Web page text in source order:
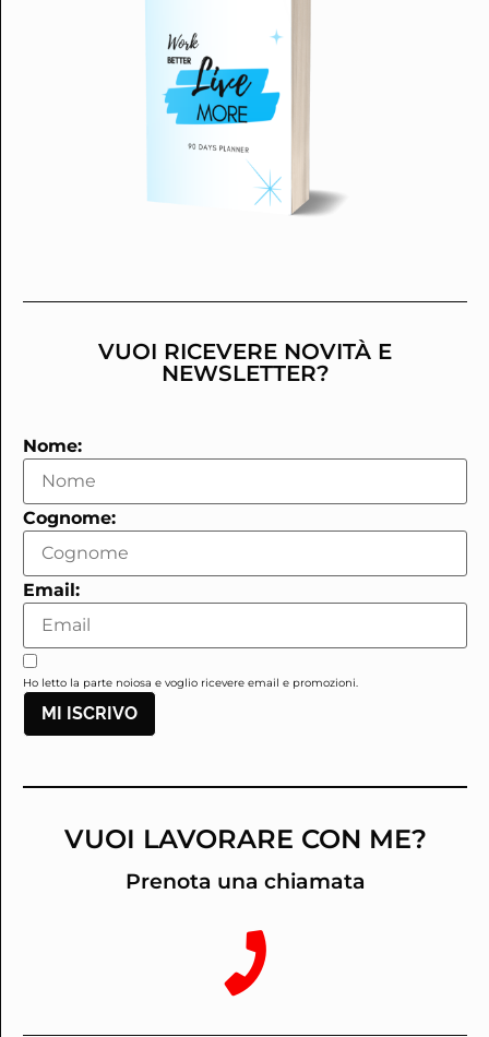
VUOI RICEVERE NOVITÀ E
NEWSLETTER?
Nome:
Cognome:
Email:
Ho letto la parte noiosa e voglio ricevere email e promozioni.
MI ISCRIVO
VUOI LAVORARE CON ME?
Prenota una chiamata